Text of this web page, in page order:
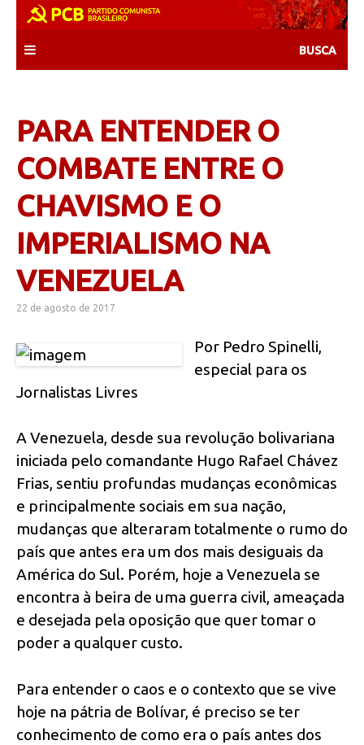
content
PARA ENTENDER O
COMBATE ENTRE O
CHAVISMO E O
IMPERIALISMO NA
VENEZUELA
22 de agosto de 2017
Por Pedro Spinelli,
especial para os
Jornalistas Livres
A Venezuela, desde sua revolução bolivariana
iniciada pelo comandante Hugo Rafael Chávez
Frias, sentiu profundas mudanças econômicas
e principalmente sociais em sua nação,
mudanças que alteraram totalmente o rumo do
país que antes era um dos mais desiguais da
América do Sul. Porém, hoje a Venezuela se
encontra à beira de uma guerra civil, ameaçada
e desejada pela oposição que quer tomar o
poder a qualquer custo.
Para entender o caos e o contexto que se vive
hoje na pátria de Bolívar, é preciso se ter
conhecimento de como era o país antes dos